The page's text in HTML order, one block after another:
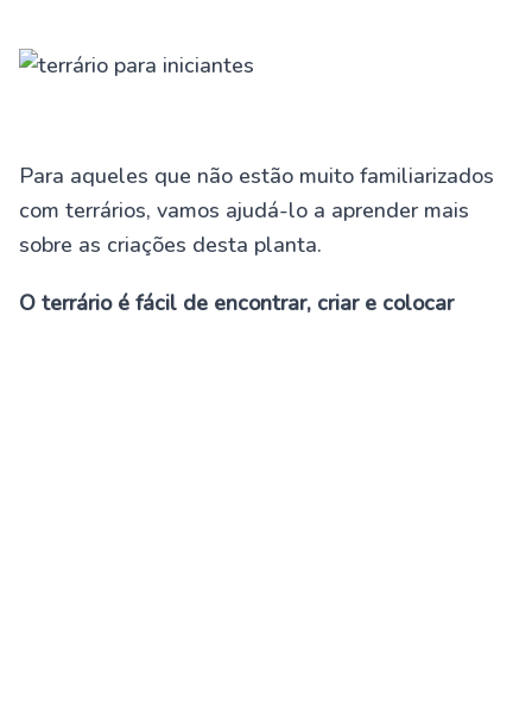
Para aqueles que não estão muito familiarizados
com terrários, vamos ajudá-lo a aprender mais
sobre as criações desta planta.
O terrário é fácil de encontrar, criar e colocar